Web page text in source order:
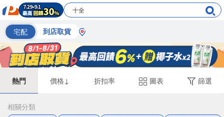
宅配 到店取貨
熱門 價格↓ 折扣率 圖表 篩選
相關分類